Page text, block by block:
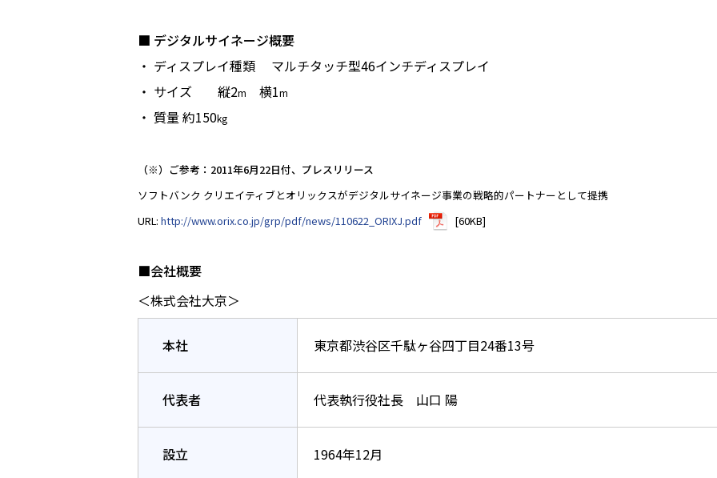
■ デジタルサイネージ概要
・ ディスプレイ種類 マルチタッチ型46インチディスプレイ
・ サイズ 縦2m 横1m
・ 質量 約150kg
（※）ご参考：2011年6月22日付、プレスリリース
ソフトバンク クリエイティブとオリックスがデジタルサイネージ事業の戦略的パートナーとして提携
URL: http://www.orix.co.jp/grp/pdf/news/110622_ORIXJ.pdf [60KB]
■会社概要
＜株式会社大京＞
本社 東京都渋谷区千駄ヶ谷四丁目24番13号
代表者 代表執行役社長 山口 陽
設立 1964年12月